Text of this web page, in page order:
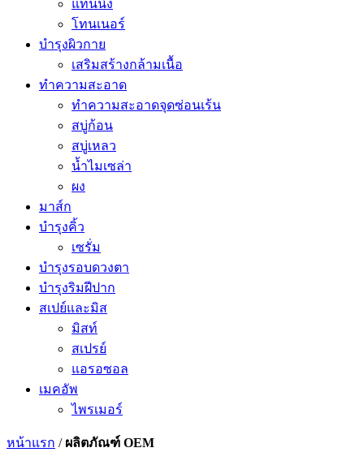
แทนนิ่ง
โทนเนอร์
บำรุงผิวกาย
เสริมสร้างกล้ามเนื้อ
ทำความสะอาด
ทำความสะอาดจุดซ่อนเร้น
สบู่ก้อน
สบู่เหลว
น้ำไมเซล่า
ผง
มาส์ก
บำรุงคิ้ว
เซรั่ม
บำรุงรอบดวงตา
บำรุงริมฝีปาก
สเปย์และมิส
มิสท์
สเปรย์
แอรอซอล
เมคอัพ
ไพรเมอร์
หน้าแรก / ผลิตภัณฑ์ OEM